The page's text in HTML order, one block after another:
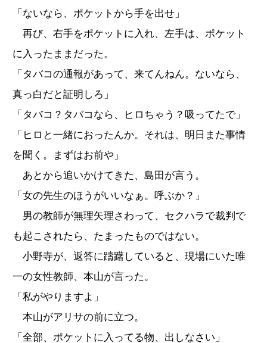
「ないなら、ポケットから手を出せ」
再び、右手をポケットに入れ、左手は、ポケット
に入ったままだった。
「タバコの通報があって、来てんねん。ないなら、
真っ白だと証明しろ」
「タバコ？タバコなら、ヒロちゃう？吸ってたで」
「ヒロと一緒におったんか。それは、明日また事情
を聞く。まずはお前や」
あとから追いかけてきた、島田が言う。
「女の先生のほうがいいなぁ。呼ぶか？」
男の教師が無理矢理さわって、セクハラで裁判で
も起こされたら、たまったものではない。
小野寺が、返答に躊躇していると、現場にいた唯
一の女性教師、本山が言った。
「私がやりますよ」
本山がアリサの前に立つ。
「全部、ポケットに入ってる物、出しなさい」